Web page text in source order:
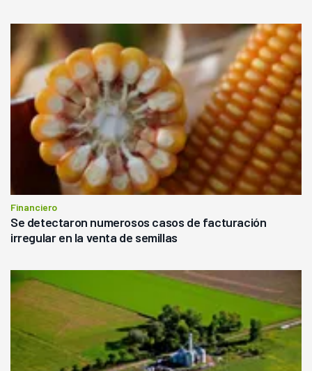
Financiero
Se detectaron numerosos casos de facturación
irregular en la venta de semillas